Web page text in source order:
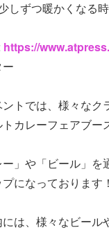
しずつ暖かくなる
https://
トでは、様々なク
トカレーフェアブー
ー」や「ビール」
になっております！
は、様々なビール